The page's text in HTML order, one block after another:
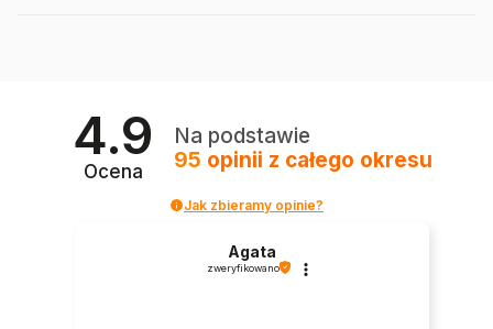
4.9
Ocena
Na podstawie
95 opinii z całego okresu
Jak zbieramy opinie?
Agata
zweryfikowano